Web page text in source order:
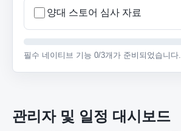
양대 스토어 심사 자료
필수 네이티브 기능 0/3개가 준비되었습니다.
관리자 및 일정 대시보드